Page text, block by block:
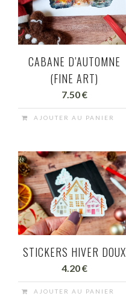
choisies
sur
la
CABANE D’AUTOMNE
(FINE ART)
7.50€
AJOUTER AU PANIER
STICKERS HIVER DOUX
4.20€
AJOUTER AU PANIER